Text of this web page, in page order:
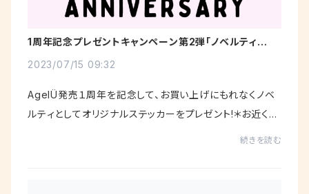
1周年記念プレゼントキャンペーン第2弾「ノベルティプレ
2023/07/15 09:32
AgelÜ発売１周年を記念して、お買い上げにもれなくノベ
ルティとしてオリジナルステッカーをプレゼント!＊お近くの
続きを読む